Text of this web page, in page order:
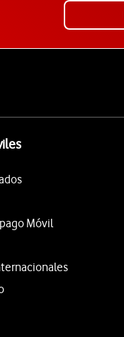
Móvil